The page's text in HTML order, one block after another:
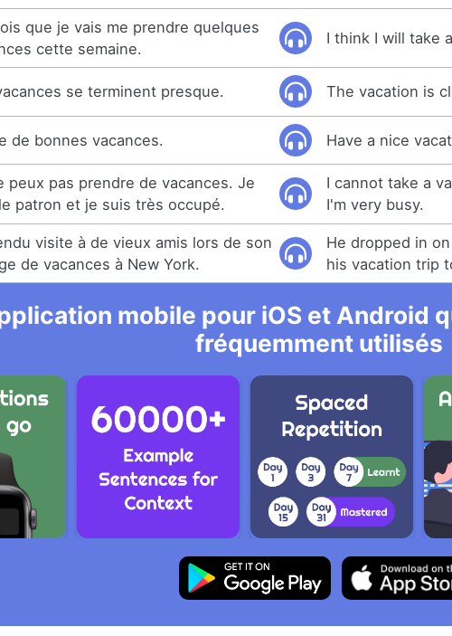
que je vais me prendre quelques
cette semaine.
I think I will take
se terminent presque. The vacation is
de bonnes vacances. Have a nice
peux pas prendre de vacances. Je
patron et je suis très occupé.
I cannot take a
I'm very busy.
visite à de vieux amis lors de son
de vacances à New York.
He dropped in
his vacation trip
mobile pour iOS et Android
fréquemment utilisés